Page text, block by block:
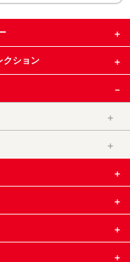
クション